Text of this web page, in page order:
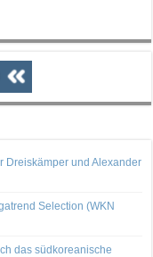
Dreiskämper und Alexander
Selection (WKN
das südkoreanische